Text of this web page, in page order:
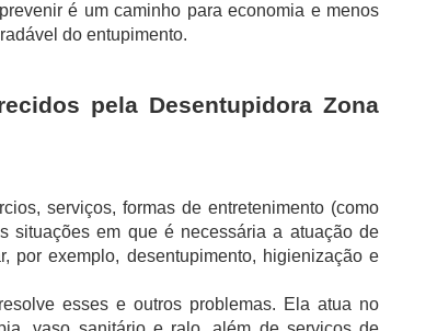
é um caminho para economia e menos
do entupimento.
pela Desentupidora Zona
serviços, formas de entretenimento (como
situações em que é necessária a atuação de
por exemplo, desentupimento, higienização e
esses e outros problemas. Ela atua no